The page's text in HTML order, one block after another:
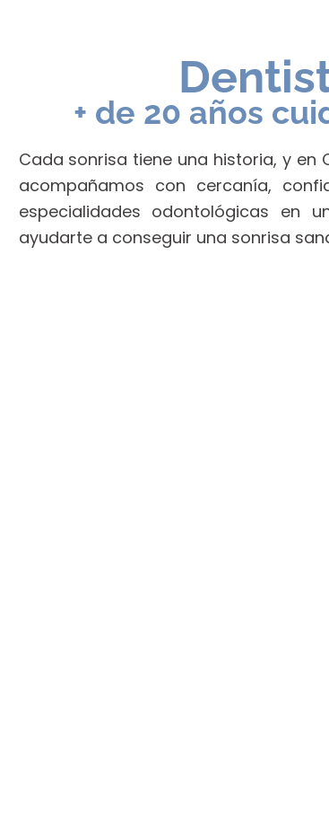
+ de 20 años
Cada sonrisa tiene una historia, y en
acompañamos con cercanía,
especialidades odontológicas en
ayudarte a conseguir una sonrisa